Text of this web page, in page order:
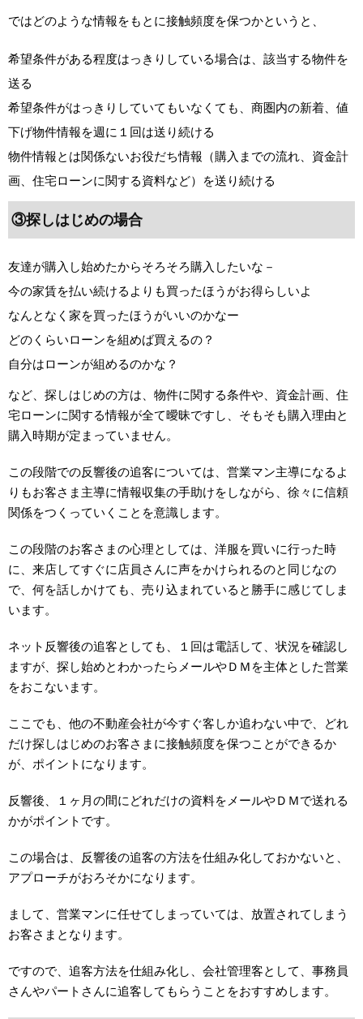
ではどのような情報をもとに接触頻度を保つかというと、
希望条件がある程度はっきりしている場合は、該当する物件を
送る
希望条件がはっきりしていてもいなくても、商圏内の新着、値
下げ物件情報を週に１回は送り続ける
物件情報とは関係ないお役だち情報（購入までの流れ、資金計
画、住宅ローンに関する資料など）を送り続ける
③探しはじめの場合
友達が購入し始めたからそろそろ購入したいな－
今の家賃を払い続けるよりも買ったほうがお得らしいよ
なんとなく家を買ったほうがいいのかなー
どのくらいローンを組めば買えるの？
自分はローンが組めるのかな？
など、探しはじめの方は、物件に関する条件や、資金計画、住
宅ローンに関する情報が全て曖昧ですし、そもそも購入理由と
購入時期が定まっていません。
この段階での反響後の追客については、営業マン主導になるよ
りもお客さま主導に情報収集の手助けをしながら、徐々に信頼
関係をつくっていくことを意識します。
この段階のお客さまの心理としては、洋服を買いに行った時
に、来店してすぐに店員さんに声をかけられるのと同じなの
で、何を話しかけても、売り込まれていると勝手に感じてしま
います。
ネット反響後の追客としても、１回は電話して、状況を確認し
ますが、探し始めとわかったらメールやＤＭを主体とした営業
をおこないます。
ここでも、他の不動産会社が今すぐ客しか追わない中で、どれ
だけ探しはじめのお客さまに接触頻度を保つことができるか
が、ポイントになります。
反響後、１ヶ月の間にどれだけの資料をメールやＤＭで送れる
かがポイントです。
この場合は、反響後の追客の方法を仕組み化しておかないと、
アプローチがおろそかになります。
まして、営業マンに任せてしまっていては、放置されてしまう
お客さまとなります。
ですので、追客方法を仕組み化し、会社管理客として、事務員
さんやパートさんに追客してもらうことをおすすめします。